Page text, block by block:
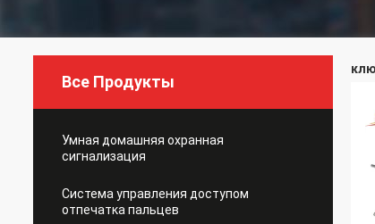
Все Продукты
Умная домашняя охранная
сигнализация
Система управления доступом
отпечатка пальцев